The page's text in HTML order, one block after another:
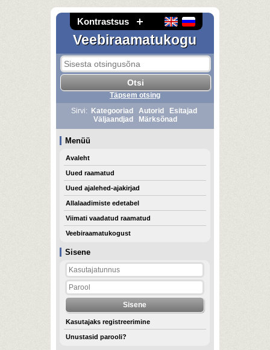
Kontrastsus
Veebiraamatukogu
Sisene
Kasutajaks registreerimine
Unustasid parooli?
Täpsem otsing
Sirvi:
Kategooriad Autorid
Esitajad
Väljaandjad
Märksõnad
Menüü
Avaleht
Uued raamatud
Uued ajalehed-ajakirjad
Allalaadimiste edetabel
Viimati vaadatud raamatud
Veebiraamatukogust